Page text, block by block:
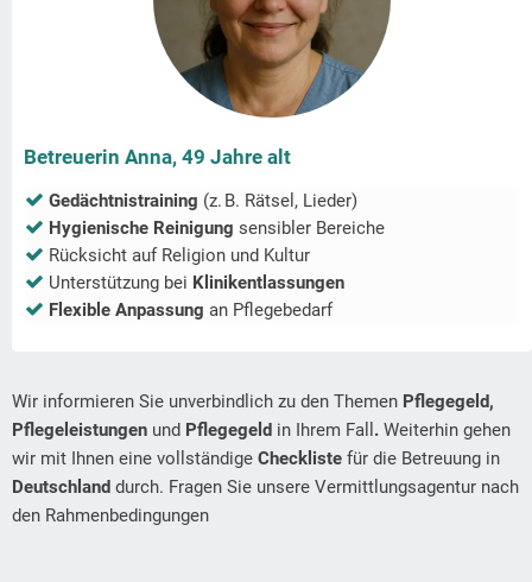
Betreuerin Anna, 49 Jahre alt
Gedächtnistraining (z. B. Rätsel, Lieder)
Hygienische Reinigung sensibler Bereiche
Rücksicht auf Religion und Kultur
Unterstützung bei Klinikentlassungen
Flexible Anpassung an Pflegebedarf
Wir informieren Sie unverbindlich zu den Themen Pflegegeld,
Pflegeleistungen und Pflegegeld in Ihrem Fall . Weiterhin gehen
wir mit Ihnen eine vollständige Checkliste für die Betreuung in
Deutschland durch. Fragen Sie unsere Vermittlungsagentur nach
den Rahmenbedingungen